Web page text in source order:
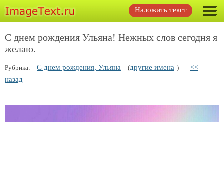
Наложить текст
С днем рождения Ульяна! Нежных слов сегодня я
желаю.
Рубрика: С днем рождения, Ульяна (другие имена )
<<
назад